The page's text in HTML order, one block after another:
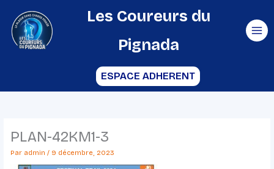
contenu
Les Coureurs du
Pignada
ESPACE ADHERENT
PLAN-42KM1-3
Par admin / 9 décembre, 2023